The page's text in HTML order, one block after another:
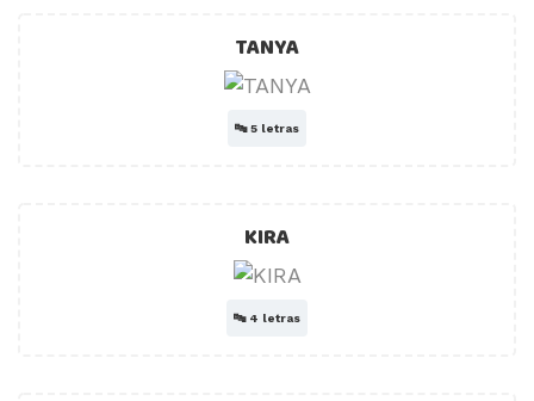
TANYA
🔤5 letras
KIRA
🔤 4 letras